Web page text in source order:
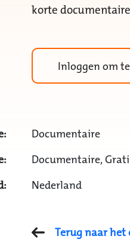
korte
Inloggen om
Documentaire
Documentaire,
Nederland
Terug naar